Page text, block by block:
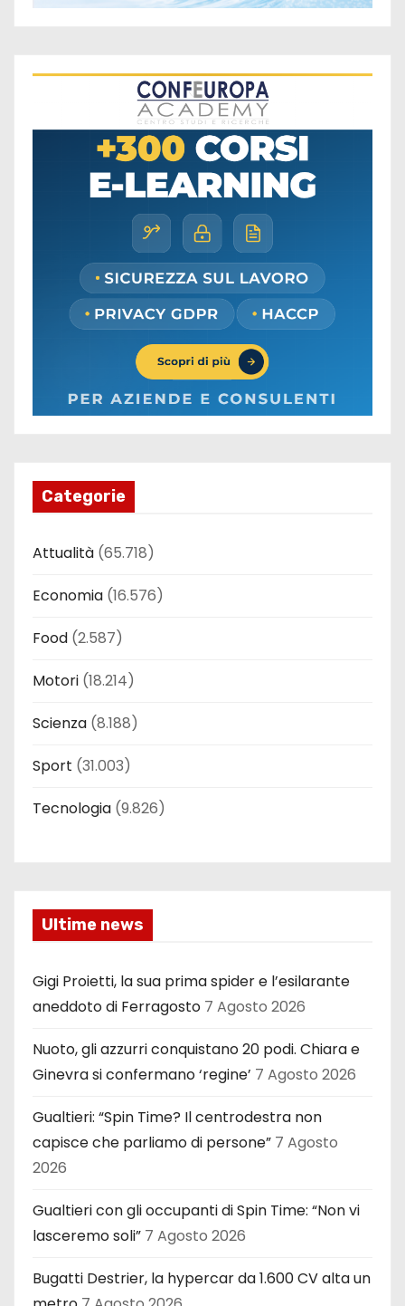
Categorie
Attualità (65.718)
Economia (16.576)
Food (2.587)
Motori (18.214)
Scienza (8.188)
Sport (31.003)
Tecnologia (9.826)
Ultime news
Gigi Proietti, la sua prima spider e l’esilarante
aneddoto di Ferragosto 7 Agosto 2026
Nuoto, gli azzurri conquistano 20 podi. Chiara e
Ginevra si confermano ‘regine’ 7 Agosto 2026
Gualtieri: “Spin Time? Il centrodestra non
capisce che parliamo di persone” 7 Agosto
2026
Gualtieri con gli occupanti di Spin Time: “Non vi
lasceremo soli” 7 Agosto 2026
Bugatti Destrier, la hypercar da 1.600 CV alta un